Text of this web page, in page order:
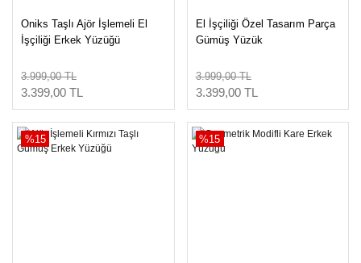
Oniks Taşlı Ajör İşlemeli El
İşçiliği Erkek Yüzüğü
3.999,00 TL
3.399,00 TL
El İşçiliği Özel Tasarım Parça
Gümüş Yüzük
3.999,00 TL
3.399,00 TL
%15 %15